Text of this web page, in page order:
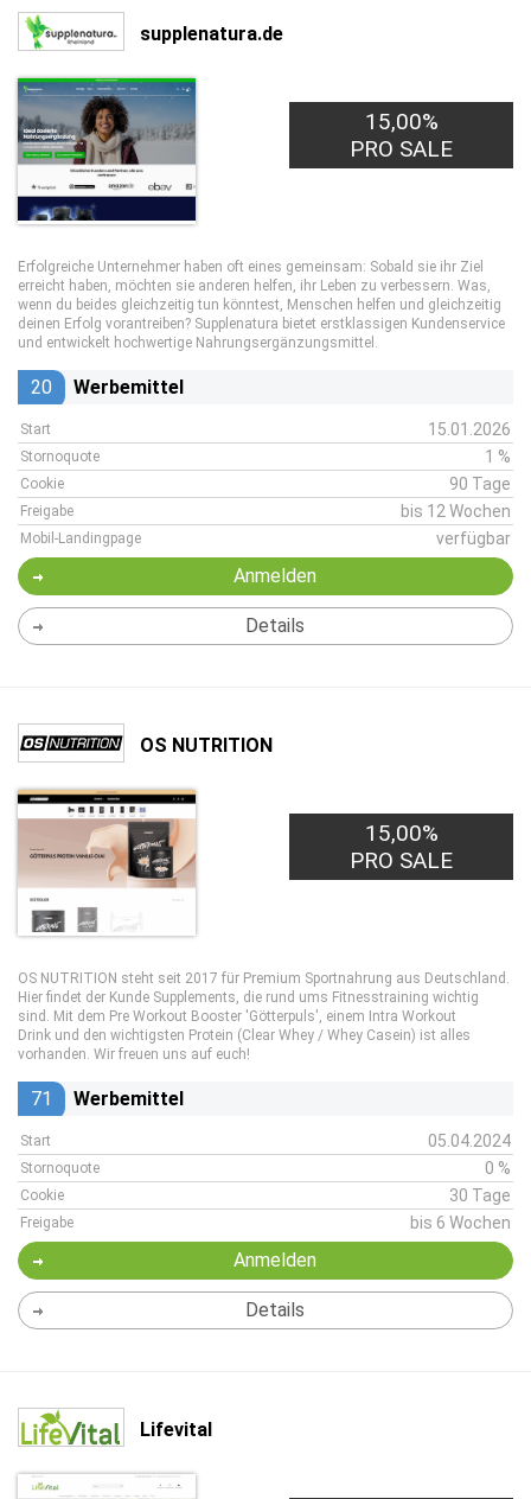
supplenatura.de
15,00%
PRO SALE
Erfolgreiche Unternehmer haben oft eines gemeinsam: Sobald sie ihr Ziel
erreicht haben, möchten sie anderen helfen, ihr Leben zu verbessern. Was,
wenn du beides gleichzeitig tun könntest, Menschen helfen und gleichzeitig
deinen Erfolg vorantreiben? Supplenatura bietet erstklassigen Kundenservice
und entwickelt hochwertige Nahrungsergänzungsmittel.
20 Werbemittel
Start 15.01.2026
Stornoquote 1 %
Cookie 90 Tage
Freigabe bis 12 Wochen
Mobil-Landingpage verfügbar
Anmelden
Details
OS NUTRITION
15,00%
PRO SALE
OS NUTRITION steht seit 2017 für Premium Sportnahrung aus Deutschland.
Hier findet der Kunde Supplements, die rund ums Fitnesstraining wichtig
sind. Mit dem Pre Workout Booster 'Götterpuls', einem Intra Workout
Drink und den wichtigsten Protein (Clear Whey / Whey Casein) ist alles
vorhanden. Wir freuen uns auf euch!
71 Werbemittel
Start 05.04.2024
Stornoquote 0 %
Cookie 30 Tage
Freigabe bis 6 Wochen
Anmelden
Details
Lifevital